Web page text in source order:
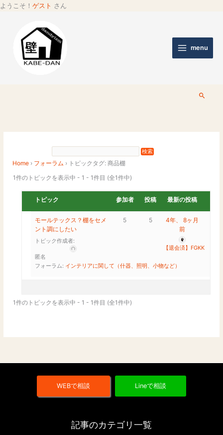
ようこそ！ ゲスト さん
menu
検
Home › フォーラム › トピックタグ: 商品棚
1件のトピックを表示中 - 1 - 1件目 (全1件中)
トピック 参加者 投稿 最新の投稿
モールテックス？棚をセメ
ント調にしたい
トピック作成者:
匿名
フォーラム: インテリアに関して（什器、照明、小物など）
5 5
4年、 8ヶ月
前
【退会済】FGKK
1件のトピックを表示中 - 1 - 1件目 (全1件中)
WEBで相談 Lineで相談
記事のカテゴリ一覧